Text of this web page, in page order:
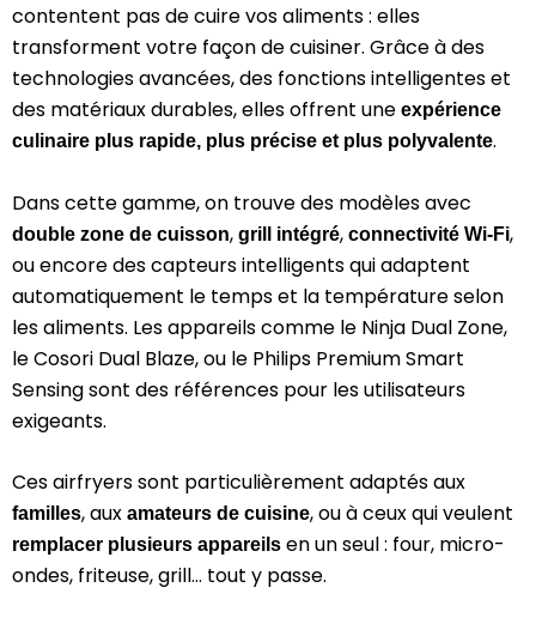
contentent pas de cuire vos aliments : elles
transforment votre façon de cuisiner. Grâce à des
technologies avancées, des fonctions intelligentes et
des matériaux durables, elles offrent une expérience
culinaire plus rapide, plus précise et plus polyvalente.
Dans cette gamme, on trouve des modèles avec
double zone de cuisson, grill intégré, connectivité Wi-Fi,
ou encore des capteurs intelligents qui adaptent
automatiquement le temps et la température selon
les aliments. Les appareils comme le Ninja Dual Zone,
le Cosori Dual Blaze, ou le Philips Premium Smart
Sensing sont des références pour les utilisateurs
exigeants.
Ces airfryers sont particulièrement adaptés aux
familles, aux amateurs de cuisine, ou à ceux qui veulent
remplacer plusieurs appareils en un seul : four, micro-
ondes, friteuse, grill… tout y passe.